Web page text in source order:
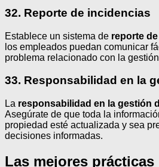
32. Reporte de incidencias
Establece un sistema de reporte
los empleados puedan comunicar
problema relacionado con la
33. Responsabilidad en la
La responsabilidad en la gestión
Asegúrate de que toda la
propiedad esté actualizada y sea
decisiones informadas.
Las mejores